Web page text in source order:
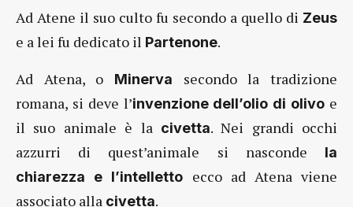
Ad Atene il suo culto fu secondo a quello di Zeus
e a lei fu dedicato il Partenone.
Ad Atena, o
Minerva
secondo la tradizione
romana, si deve l’invenzione dell’olio di olivo e
il suo animale è la civetta. Nei grandi occhi
azzurri di quest’animale si nasconde la
chiarezza e l’intelletto ecco ad Atena viene
associato alla civetta.